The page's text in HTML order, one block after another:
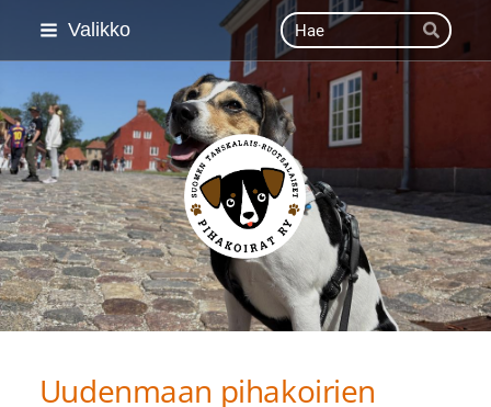
Siirry
Valikko Haku
Hae
Suomen Tanskalais-
Uudenmaan pihakoirien